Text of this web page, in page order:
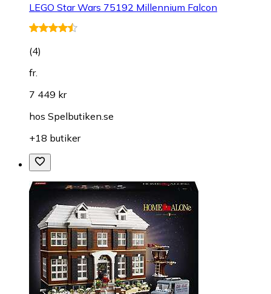
LEGO Star Wars 75192 Millennium Falcon
(4)
fr.
7 449 kr
hos Spelbutiken.se
+18 butiker